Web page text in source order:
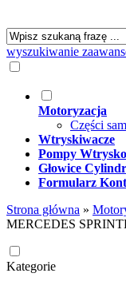
wyszukiwanie
Motoryzacja
Części
Wtryskiwacze
Pompy
Głowice
Formularz
Strona główna »
MERCEDES
Kategorie